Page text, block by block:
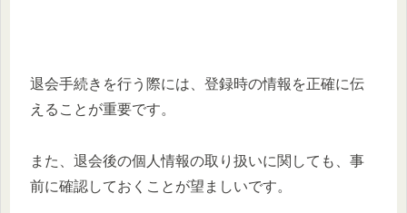
退会手続きを行う際には、登録時の情報を正確に伝
えることが重要です。
また、退会後の個人情報の取り扱いに関しても、事
前に確認しておくことが望ましいです。